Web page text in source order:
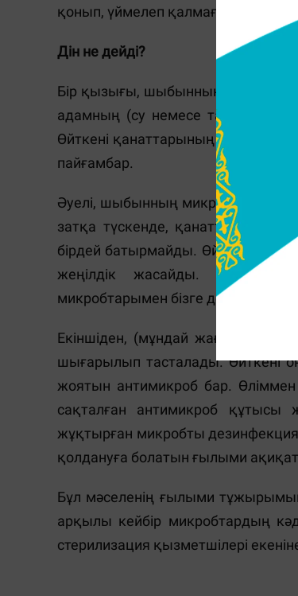
қонып, үймелеп қалмағанын
Дін не дейді?
Бір қызығы, шыбынның асқа
адамның (су немесе тамақ)
Өйткені қанаттарының бірінде
пайғамбар.
Әуелі, шыбынның микроб тасуы,
затқа түскенде, қанаттарының
бірдей батырмайды. Өйткені
жеңілдік жасайды.
микробтарымен бізге де ауру
Екіншіден, (мұндай жағдайда
шығарылып тасталады. Өйткені
жоятын антимикроб бар.
сақталған антимикроб
жұқтырған микробты
қолдануға болатын ғылыми
Бұл мәселенің ғылыми
арқылы кейбір микробтардың
стерилизация қызметшілері